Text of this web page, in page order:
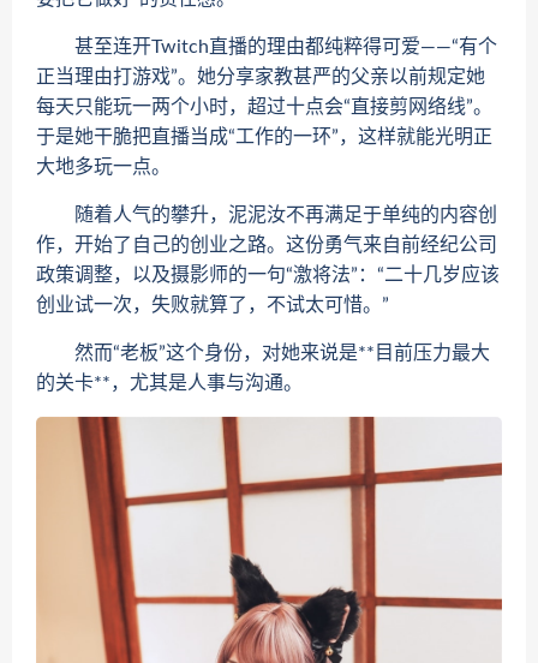
甚至连开Twitch直播的理由都纯粹得可爱——“有个
正当理由打游戏”。她分享家教甚严的父亲以前规定她
每天只能玩一两个小时，超过十点会“直接剪网络线”。
于是她干脆把直播当成“工作的一环”，这样就能光明正
大地多玩一点。
随着人气的攀升，泥泥汝不再满足于单纯的内容创
作，开始了自己的创业之路。这份勇气来自前经纪公司
政策调整，以及摄影师的一句“激将法”：“二十几岁应该
创业试一次，失败就算了，不试太可惜。”
然而“老板”这个身份，对她来说是**目前压力最大
的关卡**，尤其是人事与沟通。